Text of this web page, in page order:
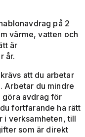
på 2
värme, vatten och
är
år.
att du arbetar
Arbetar du mindre
göra avdrag för
fortfarande ha rätt
i verksamheten, till
som är direkt